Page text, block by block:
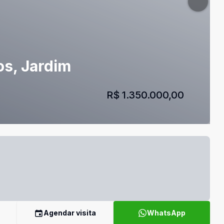
Jardim
R$ 1.350.000,00
Agendar visita WhatsApp